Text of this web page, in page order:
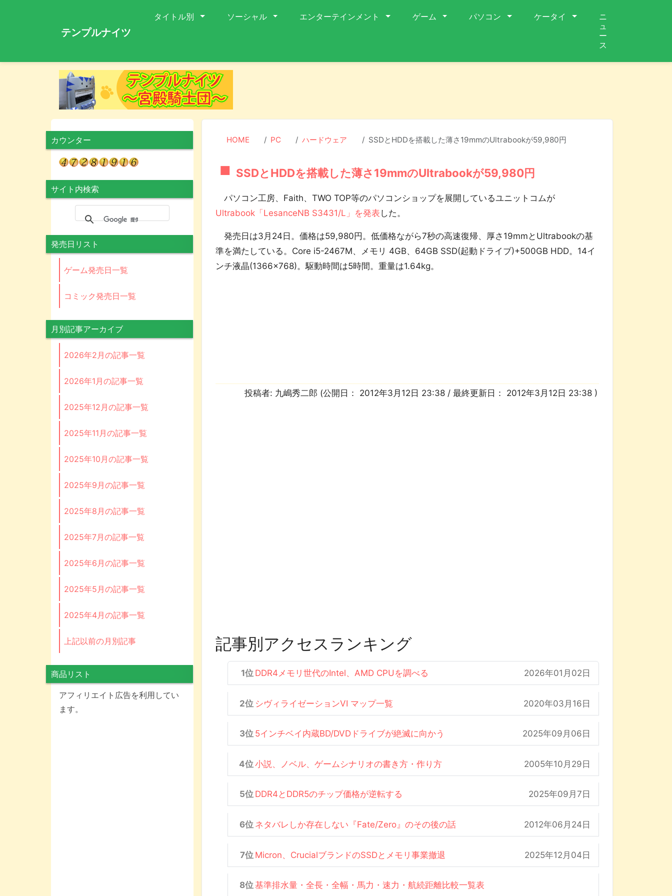
テンプルナイツ
タイトル別 ソーシャル エンターテインメント ゲーム パソコン ケータイ
ニ
ュ
ー
ス
HOME PC ハードウェア SSDとHDDを搭載した薄さ19mmのUltrabookが59,980円
SSDとHDDを搭載した薄さ19mmのUltrabookが59,980円
パソコン工房、Faith、TWO TOP等のパソコンショップを展開しているユニットコムが
Ultrabook「LesanceNB S3431/L」を発表 した。
発売日は3月24日。価格は59,980円。低価格ながら7秒の高速復帰、厚さ19mmとUltrabookの基
準を満たしている。Core i5-2467M、メモリ 4GB、64GB SSD(起動ドライブ)+500GB HDD。14イ
ンチ液晶(1366×768)。駆動時間は5時間。重量は1.64kg。
投稿者: 九嶋秀二郎 (公開日： 2012年3月12日 23:38 / 最終更新日： 2012年3月12日 23:38 )
記事別アクセスランキング
DDR4メモリ世代のIntel、AMD CPUを調べる 2026年01月02日
シヴィライゼーションVI マップ一覧 2020年03月16日
5インチベイ内蔵BD/DVDドライブが絶滅に向かう 2025年09月06日
小説、ノベル、ゲームシナリオの書き方・作り方 2005年10月29日
DDR4とDDR5のチップ価格が逆転する 2025年09月7日
ネタバレしか存在しない『Fate/Zero』のその後の話 2012年06月24日
Micron、CrucialブランドのSSDとメモリ事業撤退 2025年12月04日
基準排水量・全長・全幅・馬力・速力・航続距離比較一覧表
カウンター
サイト内検索
発売日リスト
ゲーム発売日一覧
コミック発売日一覧
月別記事アーカイブ
2026年2月の記事一覧
2026年1月の記事一覧
2025年12月の記事一覧
2025年11月の記事一覧
2025年10月の記事一覧
2025年9月の記事一覧
2025年8月の記事一覧
2025年7月の記事一覧
2025年6月の記事一覧
2025年5月の記事一覧
2025年4月の記事一覧
上記以前の月別記事
商品リスト
アフィリエイト広告を利用してい
ます。